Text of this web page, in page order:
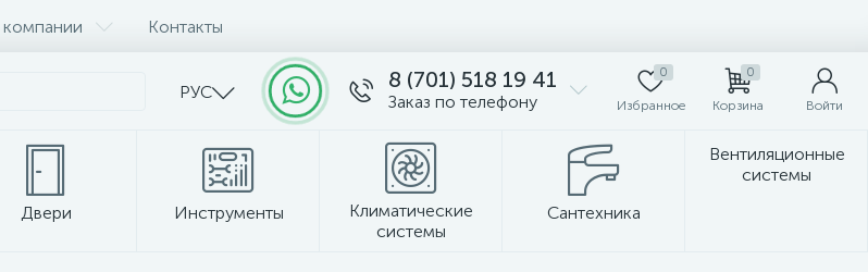
Контакты
РУС 8 (701) 518 19 41
Заказ по телефону
0
Избранное
0
Корзина Войти
Двери Инструменты
Климатические
системы
Сантехника
Вентиляционные
системы